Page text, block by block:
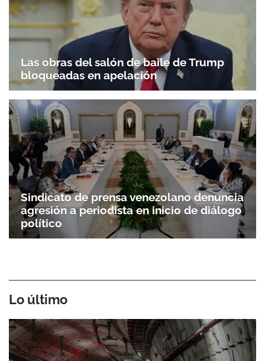
Las obras del salón de baile de Trump
bloqueadas en apelación
Sindicato de prensa venezolano denuncia
agresión a periodista en inicio de diálogo
político
Lo último